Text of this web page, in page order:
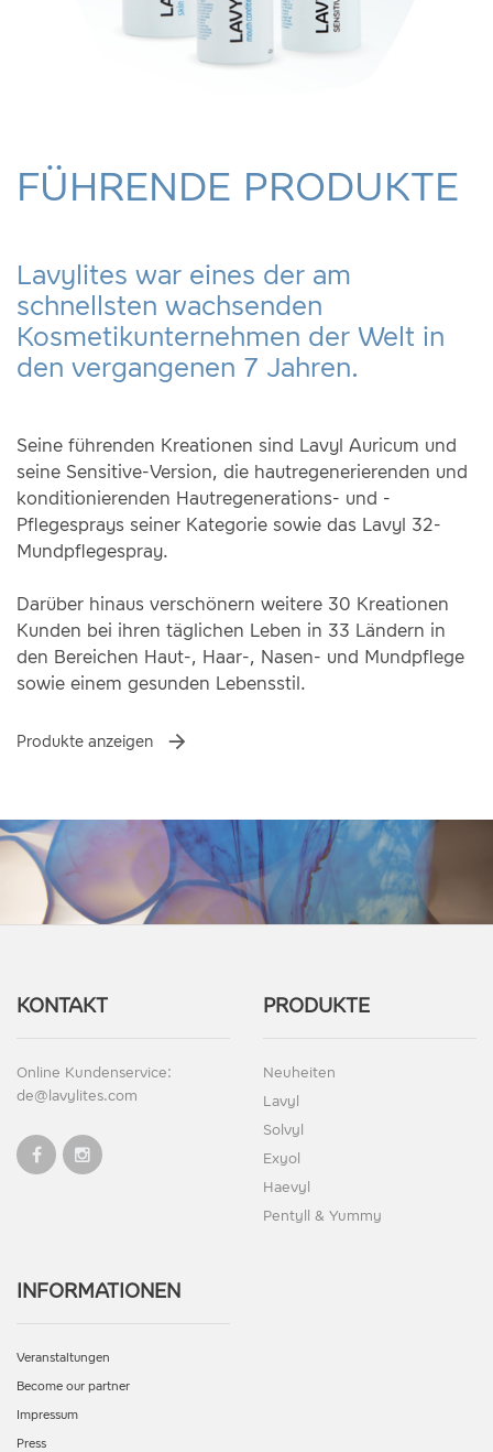
FÜHRENDE PRODUKTE
Lavylites war eines der am
schnellsten wachsenden
Kosmetikunternehmen der Welt in
den vergangenen 7 Jahren.
Seine führenden Kreationen sind Lavyl Auricum und
seine Sensitive-Version, die hautregenerierenden und
konditionierenden Hautregenerations- und -
Pflegesprays seiner Kategorie sowie das Lavyl 32-
Mundpflegespray.
Darüber hinaus verschönern weitere 30 Kreationen
Kunden bei ihren täglichen Leben in 33 Ländern in
den Bereichen Haut-, Haar-, Nasen- und Mundpflege
sowie einem gesunden Lebensstil.
Produkte anzeigen
KONTAKT
Online Kundenservice:
de@lavylites.com
PRODUKTE
Neuheiten
Lavyl
Solvyl
Exyol
Haevyl
Pentyll & Yummy
INFORMATIONEN
Veranstaltungen
Become our partner
Impressum
Press